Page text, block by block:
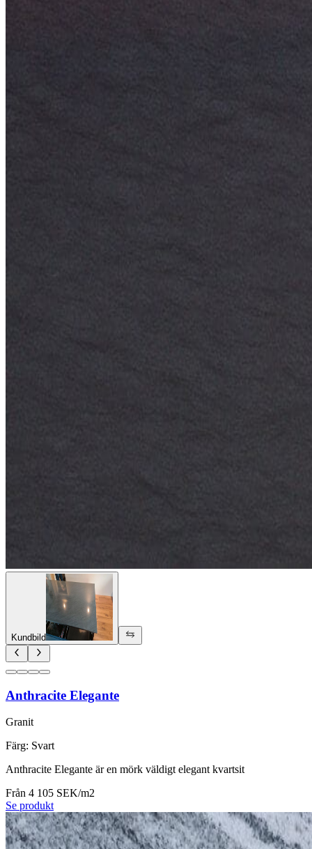
Kundbild
Anthracite Elegante
Granit
Färg: Svart
Anthracite Elegante är en mörk väldigt elegant kvartsit
Från 4 105 SEK/m2
Se produkt